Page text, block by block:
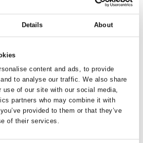
Details About
content and ads, to provide
to analyse our traffic. We also share
use of our site with our social media,
partners who may combine it with
provided to them or that they’ve
of their services.
• ctrlX OS er certificeret i
henhold til IEC 62443-4-
i
Case
26. juni 2026| LINROX ApS
Non dripping in